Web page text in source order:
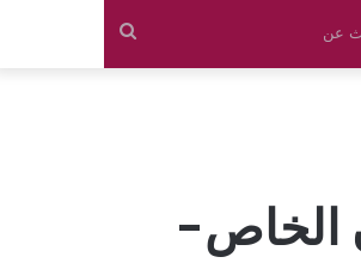
بحث
الخاص-